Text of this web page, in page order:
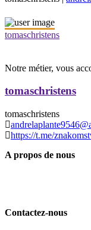
tomaschristens
Notre métier, vous
tomaschristens
tomaschristens
https://t.me/
A propos de nous
Contactez-nous